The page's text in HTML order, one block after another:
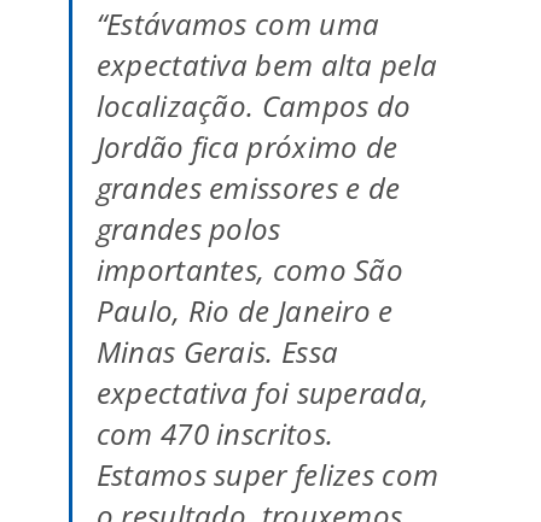
“Estávamos com uma
expectativa bem alta pela
localização. Campos do
Jordão fica próximo de
grandes emissores e de
grandes polos
importantes, como São
Paulo, Rio de Janeiro e
Minas Gerais. Essa
expectativa foi superada,
com 470 inscritos.
Estamos super felizes com